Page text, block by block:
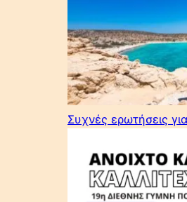
Συχνές ερωτήσεις